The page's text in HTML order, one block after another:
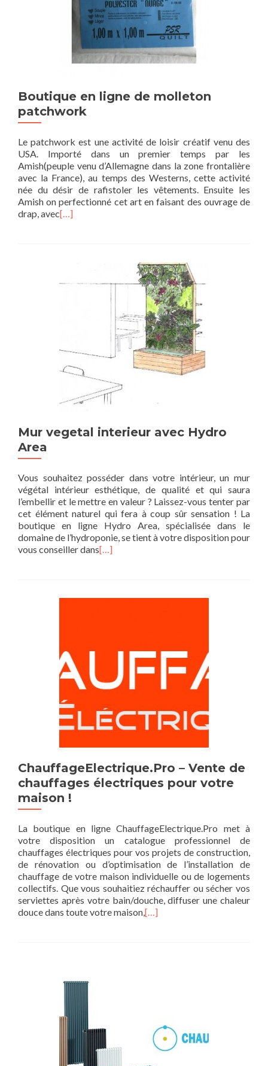
Boutique en ligne de molleton
patchwork
Le patchwork est une activité de loisir créatif venu des
USA. Importé dans un premier temps par les
Amish(peuple venu d’Allemagne dans la zone frontalière
avec la France), au temps des Westerns, cette activité
née du désir de rafistoler les vêtements. Ensuite les
Amish on perfectionné cet art en faisant des ouvrage de
drap, avec[…]
Mur vegetal interieur avec Hydro
Area
Vous souhaitez posséder dans votre intérieur, un mur
végétal intérieur esthétique, de qualité et qui saura
l’embellir et le mettre en valeur ? Laissez-vous tenter par
cet élément naturel qui fera à coup sûr sensation ! La
boutique en ligne Hydro Area, spécialisée dans le
domaine de l’hydroponie, se tient à votre disposition pour
vous conseiller dans[…]
ChauffageElectrique.Pro – Vente de
chauffages électriques pour votre
maison !
La boutique en ligne ChauffageElectrique.Pro met à
votre disposition un catalogue professionnel de
chauffages électriques pour vos projets de construction,
de rénovation ou d’optimisation de l’installation de
chauffage de votre maison individuelle ou de logements
collectifs. Que vous souhaitiez réchauffer ou sécher vos
serviettes après votre bain/douche, diffuser une chaleur
douce dans toute votre maison,[…]